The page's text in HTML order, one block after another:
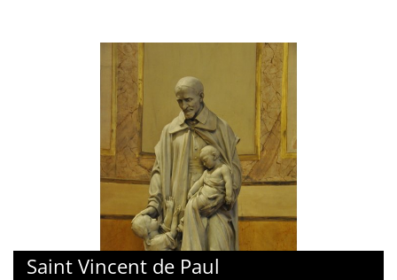
Saint Vincent de Paul